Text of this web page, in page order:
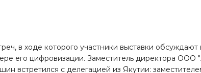
в ходе которого участники выставки
его цифровизации. Заместитель директора
встретился с делегацией из Якутии: